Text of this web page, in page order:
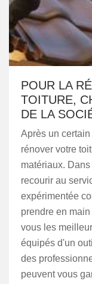
POUR LA
TOITURE,
DE LA
Après un
rénover votre
matériaux.
recourir au
expérimentée
prendre en
vous les
équipés d'un
des
peuvent vous